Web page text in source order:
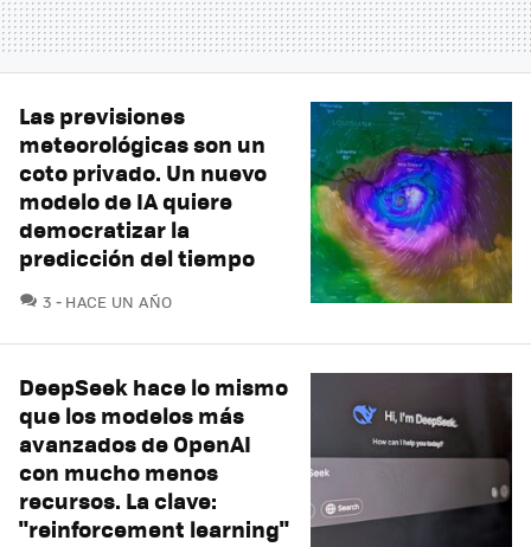
Las previsiones
meteorológicas son un
coto privado. Un nuevo
modelo de IA quiere
democratizar la
predicción del tiempo
3 COMENTARIOS
HACE UN AÑO
DeepSeek hace lo mismo
que los modelos más
avanzados de OpenAI
con mucho menos
recursos. La clave:
"reinforcement learning"